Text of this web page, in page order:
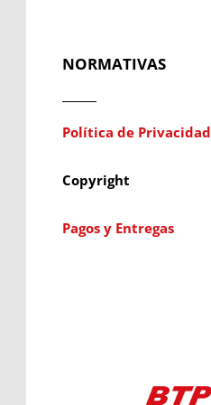
NORMATIVAS
Política de Privacidad
Copyright
Pagos y Entregas